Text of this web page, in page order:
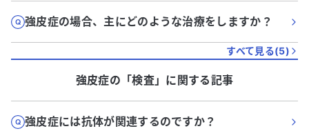
強皮症の場合、主にどのような治療をしますか？
すべて見る(5)
強皮症の「検査」に関する記事
強皮症には抗体が関連するのですか？